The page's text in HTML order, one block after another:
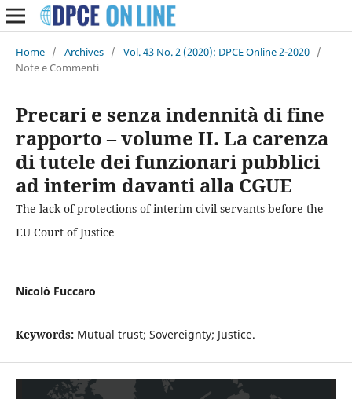
Home / Archives / Vol. 43 No. 2 (2020): DPCE Online 2-2020 /
Note e Commenti
Precari e senza indennità di fine
rapporto – volume II. La carenza
di tutele dei funzionari pubblici
ad interim davanti alla CGUE
The lack of protections of interim civil servants before the
EU Court of Justice
Nicolò Fuccaro
Keywords: Mutual trust; Sovereignty; Justice.